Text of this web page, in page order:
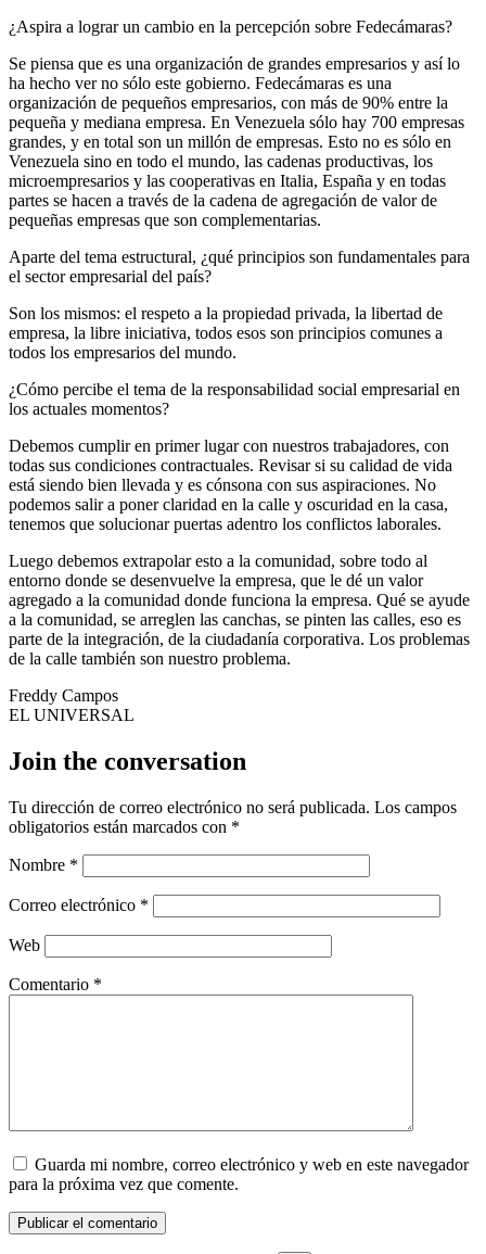
¿Aspira a lograr un cambio en la percepción sobre Fedecámaras?
Se piensa que es una organización de grandes empresarios y así lo
ha hecho ver no sólo este gobierno. Fedecámaras es una
organización de pequeños empresarios, con más de 90% entre la
pequeña y mediana empresa. En Venezuela sólo hay 700 empresas
grandes, y en total son un millón de empresas. Esto no es sólo en
Venezuela sino en todo el mundo, las cadenas productivas, los
microempresarios y las cooperativas en Italia, España y en todas
partes se hacen a través de la cadena de agregación de valor de
pequeñas empresas que son complementarias.
Aparte del tema estructural, ¿qué principios son fundamentales para
el sector empresarial del país?
Son los mismos: el respeto a la propiedad privada, la libertad de
empresa, la libre iniciativa, todos esos son principios comunes a
todos los empresarios del mundo.
¿Cómo percibe el tema de la responsabilidad social empresarial en
los actuales momentos?
Debemos cumplir en primer lugar con nuestros trabajadores, con
todas sus condiciones contractuales. Revisar si su calidad de vida
está siendo bien llevada y es cónsona con sus aspiraciones. No
podemos salir a poner claridad en la calle y oscuridad en la casa,
tenemos que solucionar puertas adentro los conflictos laborales.
Luego debemos extrapolar esto a la comunidad, sobre todo al
entorno donde se desenvuelve la empresa, que le dé un valor
agregado a la comunidad donde funciona la empresa. Qué se ayude
a la comunidad, se arreglen las canchas, se pinten las calles, eso es
parte de la integración, de la ciudadanía corporativa. Los problemas
de la calle también son nuestro problema.
Freddy Campos
EL UNIVERSAL
Join the conversation
Tu dirección de correo electrónico no será publicada. Los campos
obligatorios están marcados con *
Nombre *
Correo electrónico *
Web
Comentario *
Guarda mi nombre, correo electrónico y web en este navegador
para la próxima vez que comente.